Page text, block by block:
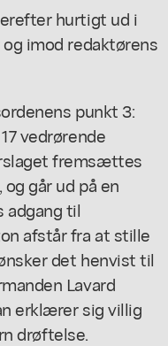
hurtigt ud i
imod redaktørens
punkt 3:
vedrørende
fremsættes
går ud på en
til
afstår fra at stille
det henvist til
Lavard
erklærer sig villig
drøftelse.